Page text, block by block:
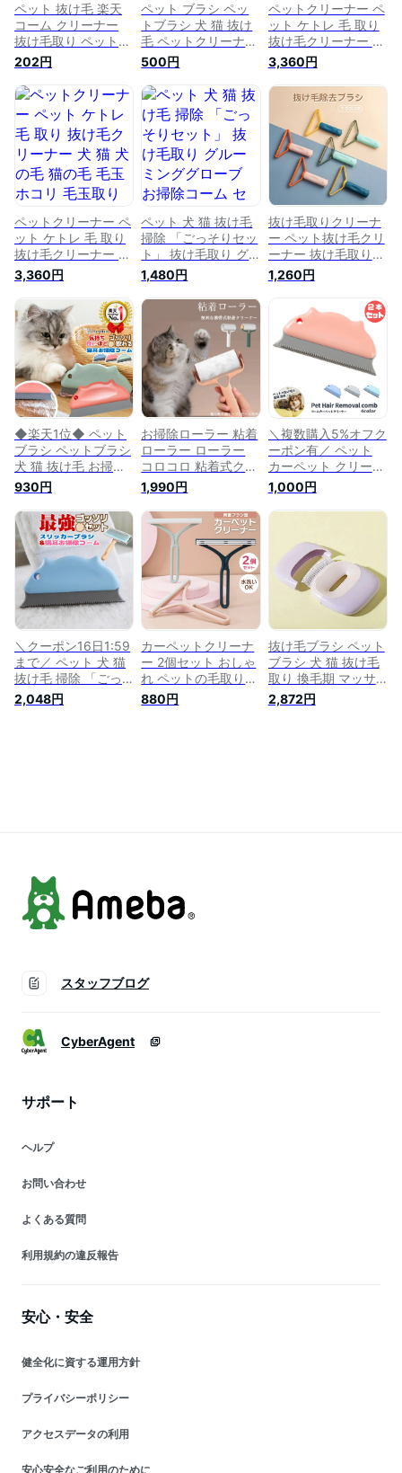
ペット 抜け毛 楽天
コーム クリーナー
抜け毛取り ペットベ
ッド 掃除 ペット 犬
猫 抜け毛 ペットの
毛 換毛期 キャット
タワー 隅っこ 便利
202円
ペット ブラシ ペッ
トブラシ 犬 猫 抜け
毛 ペットクリーナー
お掃除コーム 毛 掃
除 抜け毛クリーナー
抜け毛 スリッカー
抜け毛取り 換毛期
キャットタワー ペッ
トベッド 座布団 隅
っこ お掃除 便利 抜
け毛ブラシ クリーナ
ー ペットの毛 猫の
毛 簡単 よく取れる
端 送料無料
500円
ペットクリーナー ペ
ット ケトレ 毛 取り
抜け毛クリーナー 犬
猫 犬の毛 猫の毛 毛
玉 ホコリ 毛玉取り
抜け毛取り お掃除
ペット用品 衛生 掃
除 クリーニング フ
ローリング 便利グッ
ズ ペットの抜け毛ク
リーナー
3,360円
ペットクリーナー ペ
ット ケトレ 毛 取り
抜け毛クリーナー 犬
猫 犬の毛 猫の毛 毛
玉 ホコリ 毛玉取り
抜け毛取り お掃除
ペット用品 衛生 掃
除 クリーニング フ
ローリング 便利グッ
ズ ペットの抜け毛ク
リーナー
3,360円
ペット 犬 猫 抜け毛
掃除 「ごっそりセッ
ト」 抜け毛取り グ
ルーミンググローブ
お掃除コーム セット
換毛期 ペットの毛
キャットタワーのお
掃除に ペット 抜け
毛 クリーナー ブル
ー ピンク/グローブ&
お掃除コーム
1,480円
抜け毛取りクリーナ
ー ペット抜け毛クリ
ーナー 抜け毛取り
被毛ケア 除毛 無駄
毛 毛取りコーム 抜
け毛ブラシ ペット用
ブラシ 毛取り グル
ーミング 毛のお手入
れ 抜け毛除去 ブラ
シ 犬 猫 ブラシ 除毛
便利 換毛期対策 猫
用ブラシ 犬用ブラシ
抜け毛除去ブラシ 掃
除用
1,260円
◆楽天1位◆ ペット
ブラシ ペットブラシ
犬 猫 抜け毛 お掃除
コーム スリッカーブ
ラシ 抜け毛取り 換
毛期 キャットタワー
ペットベッド 隅っこ
のお掃除に 便利 ペ
ット抜け毛 クリーナ
ー ブルー ピンク グ
リーン/お掃除コーム
930円
お掃除ローラー 粘着
ローラー ローラー
コロコロ 粘着式クリ
ーナー 犬 猫 毛取り
ブラシ 抜け毛クリー
ナー 猫毛ワイパー
犬の毛 ペットの毛
猫 抜け毛取り 猫の
毛 ほこりとり カー
ペット 猫グッズ 猫
用品 ペット用品 掃
除グッズ 送料無料
1,990円
＼複数購入5%オフク
ーポン有／ ペット
カーペット クリーナ
ー 2本セット キャッ
トタワー カーペット
クリーナー ブラシ
玉取り 抜け毛 取り
抜け毛取り 犬 猫 簡
単 ペットベッド 掃
除 クリーニング 便
利グッズ 抜け毛クリ
ーナー 1000円 ポッ
キリ
1,000円
＼クーポン16日1:59
まで／ ペット 犬 猫
抜け毛 掃除 「ごっ
そりセット」 抜け毛
取り スリッカーブラ
2,048円
カーペットクリーナ
ー 2個セット おしゃ
れ ペットの毛取り
ペットの毛 ペット用
品 毛玉 毛玉取り 抜
880円
抜け毛ブラシ ペット
ブラシ 犬 猫 抜け毛
取り 換毛期 マッサ
ージ ブラッシング
ペット用品 ペットお
2,872円
スタッフブログ
CyberAgent
サポート
ヘルプ
お問い合わせ
よくある質問
利用規約の違反報告
安心・安全
健全化に資する運用方針
プライバシーポリシー
アクセスデータの利用
安心安全なご利用のために